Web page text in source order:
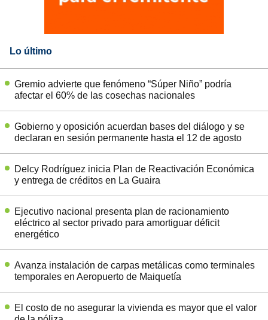
Lo último
Gremio advierte que fenómeno “Súper Niño” podría
afectar el 60% de las cosechas nacionales
Gobierno y oposición acuerdan bases del diálogo y se
declaran en sesión permanente hasta el 12 de agosto
Delcy Rodríguez inicia Plan de Reactivación Económica
y entrega de créditos en La Guaira
Ejecutivo nacional presenta plan de racionamiento
eléctrico al sector privado para amortiguar déficit
energético
Avanza instalación de carpas metálicas como terminales
temporales en Aeropuerto de Maiquetía
El costo de no asegurar la vivienda es mayor que el valor